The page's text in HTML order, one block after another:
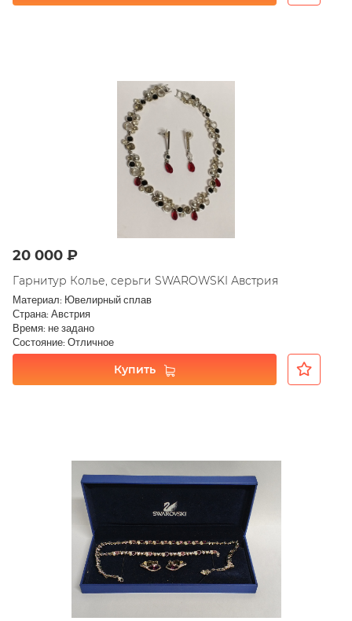
20 000 ₽
Гарнитур Колье, серьги SWAROWSKI Австрия
Материал: Ювелирный сплав
Страна: Австрия
Время: не задано
Состояние: Отличное
Купить